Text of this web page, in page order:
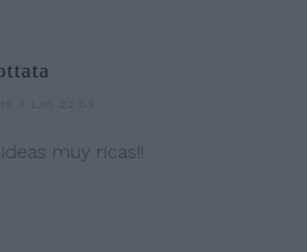
muy ricas!!